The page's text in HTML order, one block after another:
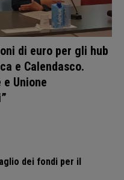
di euro per gli hub
e Calendasco.
Unione
dei fondi per il